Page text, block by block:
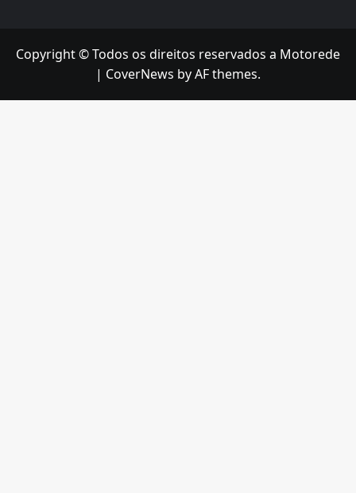
Copyright © Todos os direitos reservados a Motorede
| CoverNews by AF themes.